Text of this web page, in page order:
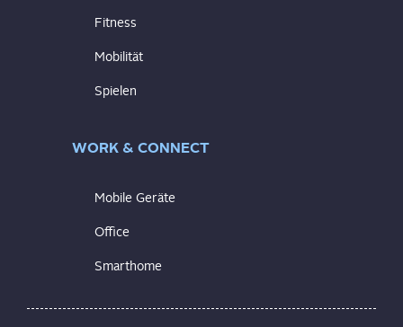
Fitness
Mobilität
Spielen
WORK & CONNECT
Mobile Geräte
Office
Smarthome